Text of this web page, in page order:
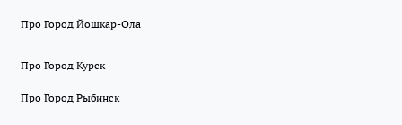
Про Город Йошкар-Ола
Про Город Курск
Про Город Рыбинск